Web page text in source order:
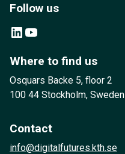
Follow us
LinkedIn YouTube
Where to find us
Osquars Backe 5, floor 2
100 44 Stockholm, Sweden
Contact
info@digitalfutures.kth.se